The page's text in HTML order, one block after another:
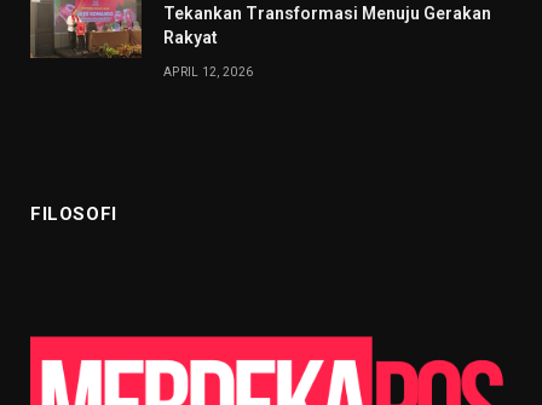
Tekankan Transformasi Menuju Gerakan
Rakyat
APRIL 12, 2026
FILOSOFI